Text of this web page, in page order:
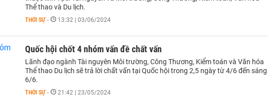
Thể thao và Du lịch.
THỜI SỰ - 13:32 | 03/06/2024
Quốc hội chốt 4 nhóm vấn đề chất vấn
Lãnh đạo ngành Tài nguyên Môi trường, Công Thương, Kiểm toán và Văn hóa
Thể thao Du lịch sẽ trả lời chất vấn tại Quốc hội trong 2,5 ngày từ 4/6 đến sáng
6/6.
THỜI SỰ - 21:42 | 23/05/2024